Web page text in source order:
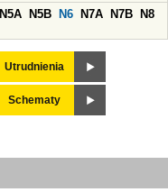
N5A N5B N6 N7A N7B
N8
Utrudnienia
Schematy